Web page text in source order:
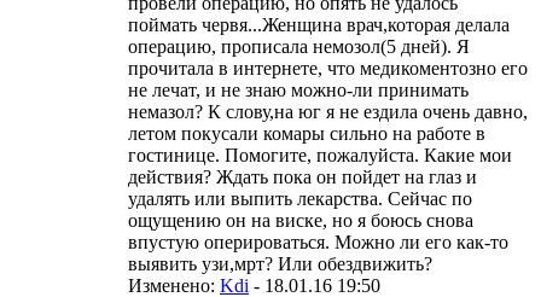
поймать червя...Женщина врач,которая делала
операцию, прописала немозол(5 дней). Я
прочитала в интернете, что медикоментозно его
не лечат, и не знаю можно-ли принимать
немазол? К слову,на юг я не ездила очень давно,
летом покусали комары сильно на работе в
гостинице. Помогите, пожалуйста. Какие мои
действия? Ждать пока он пойдет на глаз и
удалять или выпить лекарства. Сейчас по
ощущению он на виске, но я боюсь снова
впустую оперироваться. Можно ли его как-то
выявить узи,мрт? Или обездвижить?
Изменено: Kdi - 18.01.16 19:50